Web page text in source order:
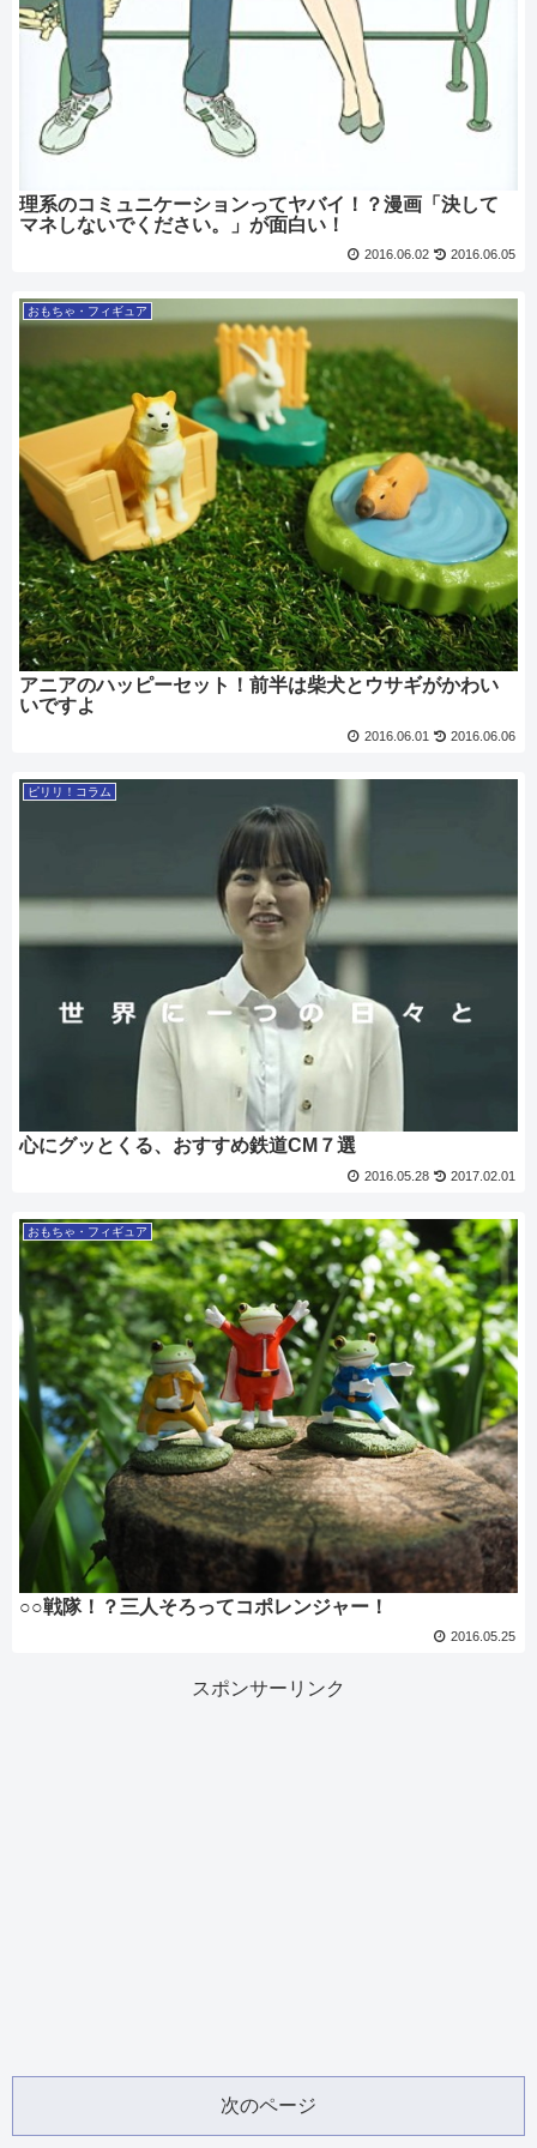
理系のコミュニケーションってヤバイ！？漫画「決して
マネしないでください。」が面白い！
2016.06.02 2016.06.05
おもちゃ・フィギュア
アニアのハッピーセット！前半は柴犬とウサギがかわい
いですよ
2016.06.01 2016.06.06
ピリリ！コラム
心にグッとくる、おすすめ鉄道CM７選
2016.05.28 2017.02.01
おもちゃ・フィギュア
○○戦隊！？三人そろってコポレンジャー！
2016.05.25
スポンサーリンク
次のページ